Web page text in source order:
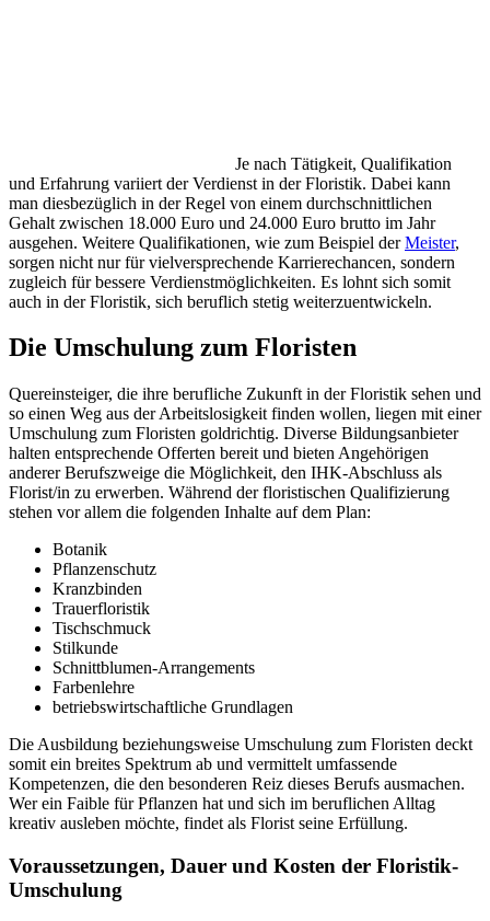
Je nach Tätigkeit, Qualifikation
und Erfahrung variiert der Verdienst in der Floristik. Dabei kann
man diesbezüglich in der Regel von einem durchschnittlichen
Gehalt zwischen 18.000 Euro und 24.000 Euro brutto im Jahr
ausgehen. Weitere Qualifikationen, wie zum Beispiel derMeister,
sorgen nicht nur für vielversprechende Karrierechancen, sondern
zugleich für bessere Verdienstmöglichkeiten. Es lohnt sich somit
auch in der Floristik, sich beruflich stetig weiterzuentwickeln.
Die Umschulung zum Floristen
Quereinsteiger, die ihre berufliche Zukunft in der Floristik sehen und
so einen Weg aus der Arbeitslosigkeit finden wollen, liegen mit einer
Umschulung zum Floristen goldrichtig. Diverse Bildungsanbieter
halten entsprechende Offerten bereit und bieten Angehörigen
anderer Berufszweige die Möglichkeit, den IHK-Abschluss als
Florist/in zu erwerben. Während der floristischen Qualifizierung
stehen vor allem die folgenden Inhalte auf dem Plan:
Botanik
Pflanzenschutz
Kranzbinden
Trauerfloristik
Tischschmuck
Stilkunde
Schnittblumen-Arrangements
Farbenlehre
betriebswirtschaftliche Grundlagen
Die Ausbildung beziehungsweise Umschulung zum Floristen deckt
somit ein breites Spektrum ab und vermittelt umfassende
Kompetenzen, die den besonderen Reiz dieses Berufs ausmachen.
Wer ein Faible für Pflanzen hat und sich im beruflichen Alltag
kreativ ausleben möchte, findet als Florist seine Erfüllung.
Voraussetzungen, Dauer und Kosten der Floristik-
Umschulung